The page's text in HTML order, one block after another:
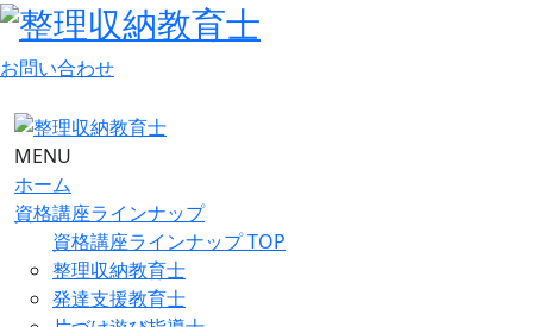
お問い合わせ
MENU
ホーム
資格講座ラインナップ
資格講座ラインナップ TOP
整理収納教育士
発達支援教育士